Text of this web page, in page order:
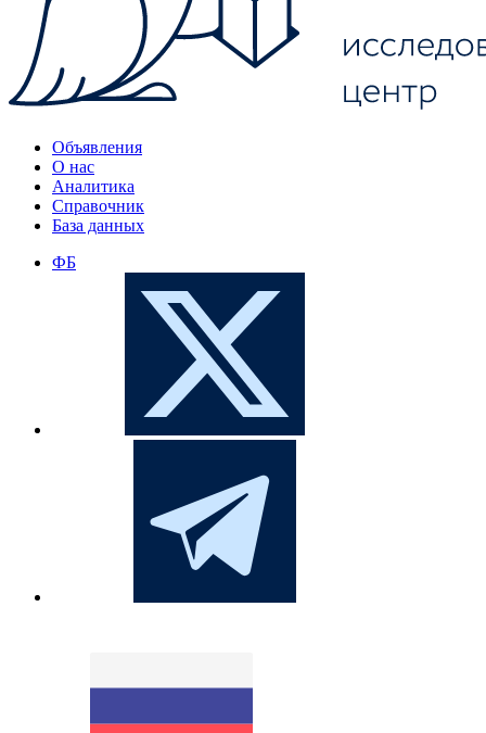
Объявления
О нас
Аналитика
Справочник
База данных
ФБ